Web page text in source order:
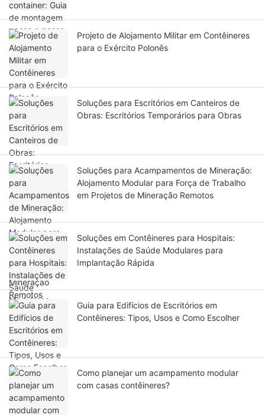
Projeto de Alojamento Militar em Contêineres
para o Exército Polonês
Soluções para Escritórios em Canteiros de
Obras: Escritórios Temporários para Obras
Soluções para Acampamentos de Mineração:
Alojamento Modular para Força de Trabalho
em Projetos de Mineração Remotos
Soluções em Contêineres para Hospitais:
Instalações de Saúde Modulares para
Implantação Rápida
Guia para Edifícios de Escritórios em
Contêineres: Tipos, Usos e Como Escolher
Como planejar um acampamento modular
com casas contêineres?